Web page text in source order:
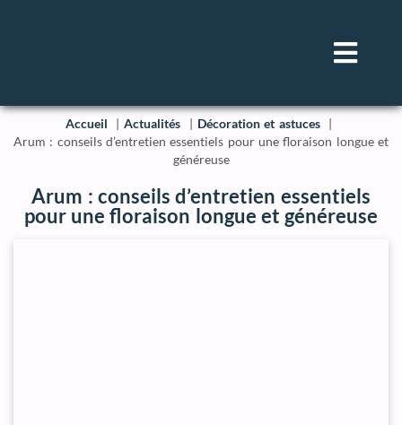
Accueil Actualités
Décoration et astuces
Arum : conseils d’entretien essentiels pour une floraison longue et
généreuse
Arum : conseils d’entretien essentiels
pour une floraison longue et généreuse